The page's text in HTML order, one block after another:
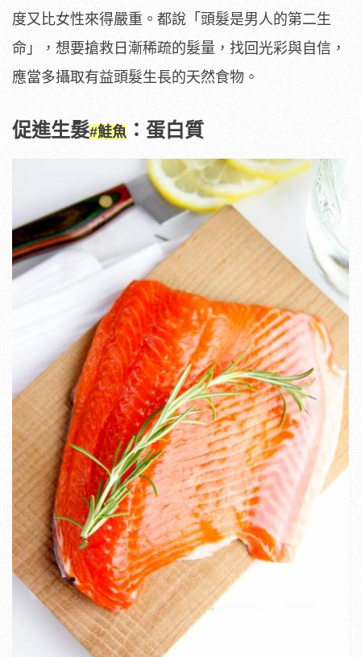
度又比女性來得嚴重。都說「頭髮是男人的第二生
命」，想要搶救日漸稀疏的髮量，找回光彩與自信，
應當多攝取有益頭髮生長的天然食物。
促進生髮#鮭魚 ：蛋白質